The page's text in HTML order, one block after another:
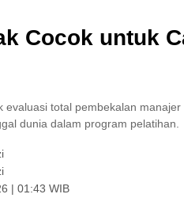
Cocok untuk
evaluasi total pembekalan
dunia dalam program pelatihan.
| 01:43 WIB